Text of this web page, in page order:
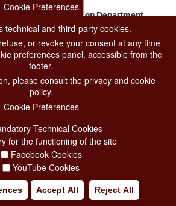
Tourism and Fashion Department.
CENTER TEL. 06 06 08
LA REDAZIONE
PRIVACY
SOCIAL MEDIA POLICY
CREDITS
COPYRIGHT
Cookie Preferences
technical and third-party cookies.
or revoke your consent at any time
preferences panel, accessible from the
footer.
please consult the privacy and cookie
policy.
Cookie Preferences
Technical Cookies
for the functioning of the site
Facebook Cookies
YouTube Cookies
Accept All Reject All